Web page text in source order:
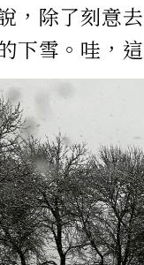
，除了刻意
下雪。哇，